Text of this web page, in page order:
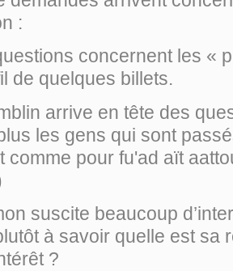
:
concernent les «
de quelques billets.
arrive en tête des
les gens qui sont
comme pour fu'ad aït
suscite beaucoup
à savoir quelle est
?